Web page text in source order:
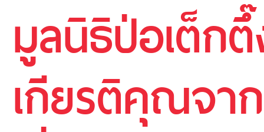
มูลนิธิป่อเต็ก
เกียรติคุณจา